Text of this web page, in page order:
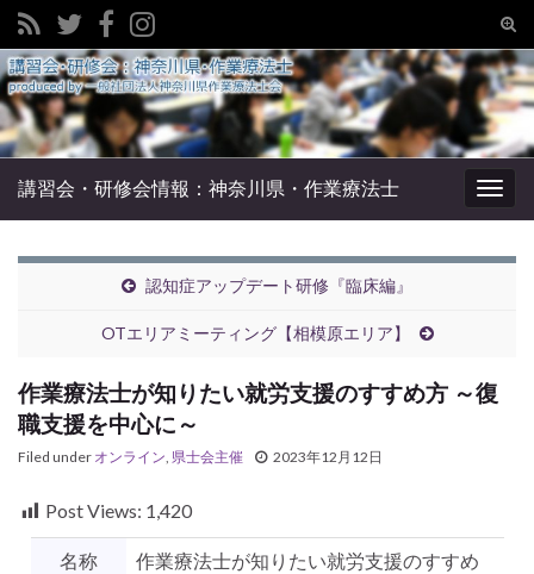
Search for:
講習会・研修会情報：神奈川県・作業療法士
認知症アップデート研修『臨床編』
OTエリアミーティング【相模原エリア】
作業療法士が知りたい就労支援のすすめ方 ～復
職支援を中心に～
Filed under オンライン, 県士会主催 2023年12月12日
Post Views: 1,420
名称
作業療法士が知りたい就労支援のすすめ